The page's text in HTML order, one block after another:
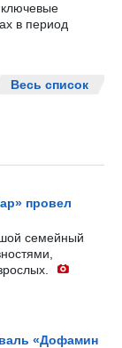
в период
Весь список
провел
семейный
«Дофамин